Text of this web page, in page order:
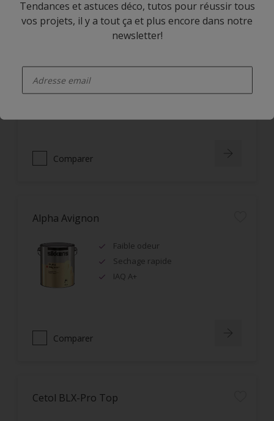
Alpha Rezisto Easy Clean Satin
salissures à la surface du film
à l'effet perlant
Comparer
Alpha Avignon
Faible odeur
Sechage rapide
IAQ A+
Comparer
Cetol BLX-Pro Top
Tendances et astuces déco, tutos pour réussir tous
vos projets, il y a tout ça et plus encore dans notre
newsletter!